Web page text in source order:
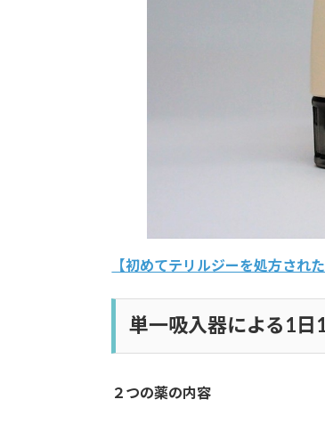
【初めてテリルジーを処方され
単一吸入器による1日
２つの薬の内容